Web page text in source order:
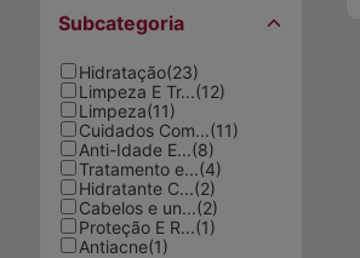
Subcategoria
Hidratação(23)
Limpeza E Tr...(12)
Limpeza(11)
Cuidados Com...(11)
Anti-Idade E...(8)
Tratamento e...(4)
Hidratante C...(2)
Cabelos e un...(2)
Proteção E R...(1)
Antiacne(1)